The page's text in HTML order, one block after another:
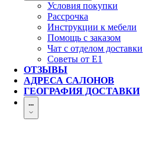
Условия покупки
Рассрочка
Инструкции к мебели
Помощь с заказом
Чат с отделом доставки
Советы от Е1
ОТЗЫВЫ
АДРЕСА САЛОНОВ
ГЕОГРАФИЯ ДОСТАВКИ
...